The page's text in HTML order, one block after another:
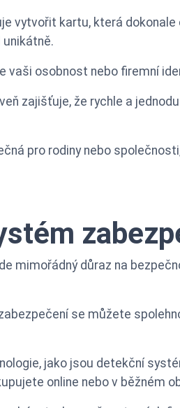
vytvořit kartu, která
vaši osobnost nebo firemní
zajišťuje, že rychle a
pro rodiny nebo
mimořádný důraz na
se můžete
jako jsou detekční
online nebo v běžném